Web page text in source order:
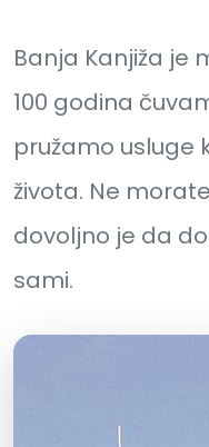
Banja Kanjiža je
100 godina
pružamo usluge
života. Ne
dovoljno je da
sami.